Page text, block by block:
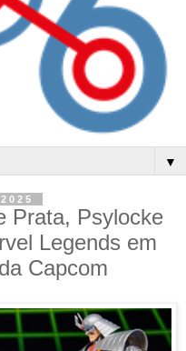
▼
Prata, Psylocke
Legends em
Capcom